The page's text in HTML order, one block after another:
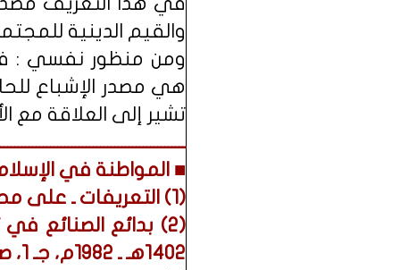
والقيم الدينية
ومن منظور نفسي :
هي مصدر الإشباع
تشير إلى العلاقة مع
■ المواطنة في
(1) التعريفات ـ على محمد الجرجاني ـ دار الكتب العلمية ـ بيروت 1424هـ ـ 2004م، صـ 248.
(2) بدائع الصنائع
1402هـ ـ 1982م، جـ 1، صـ 103.